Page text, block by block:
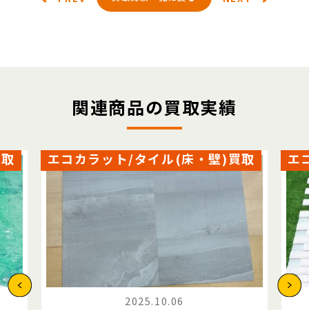
関連商品の買取実績
エコカラット/タイル(床・壁)買取
2025.10.06
エ